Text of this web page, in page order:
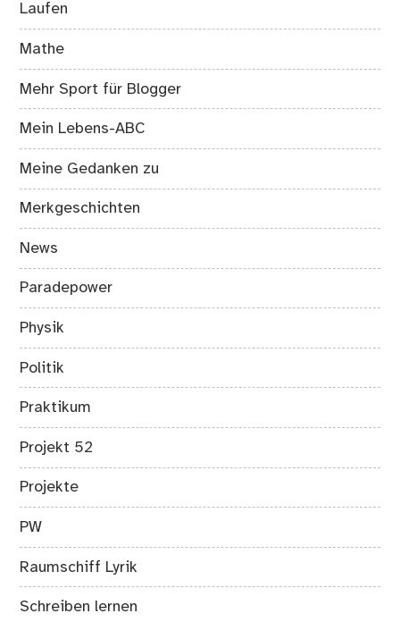
Laufen
Mathe
Mehr Sport für Blogger
Mein Lebens-ABC
Meine Gedanken zu
Merkgeschichten
News
Paradepower
Physik
Politik
Praktikum
Projekt 52
Projekte
PW
Raumschiff Lyrik
Schreiben lernen